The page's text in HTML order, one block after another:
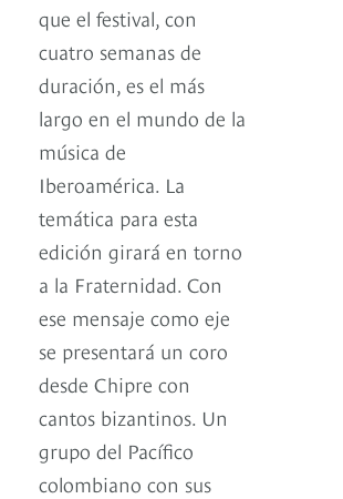
que el festival, con
cuatro semanas de
duración, es el más
largo en el mundo de la
música de
Iberoamérica. La
temática para esta
edición girará en torno
a la Fraternidad. Con
ese mensaje como eje
se presentará un coro
desde Chipre con
cantos bizantinos. Un
grupo del Pacífico
colombiano con sus